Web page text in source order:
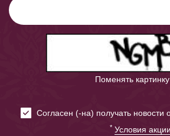
Поменять картинку
Cогласен (-на) получать новости
* Условия акции